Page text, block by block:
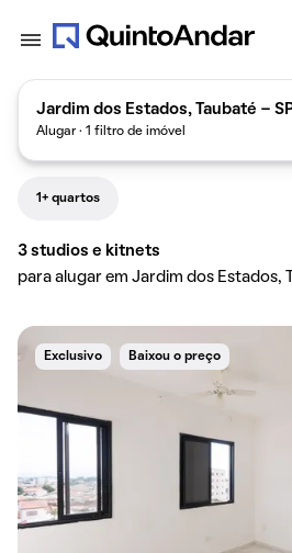
Jardim dos Estados, Taubaté -
Alugar · 1 filtro de imóvel
1+ quartos
3 studios e kitnets
para alugar em Jardim dos Estados,
Exclusivo Baixou o preço